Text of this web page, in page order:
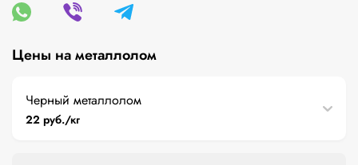
Цены на металлолом
Черный металлолом
22 руб./кг